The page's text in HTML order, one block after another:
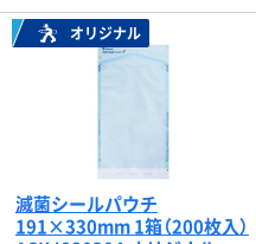
オリジナル
滅菌シールパウチ
191×330mm 1箱（200枚入）